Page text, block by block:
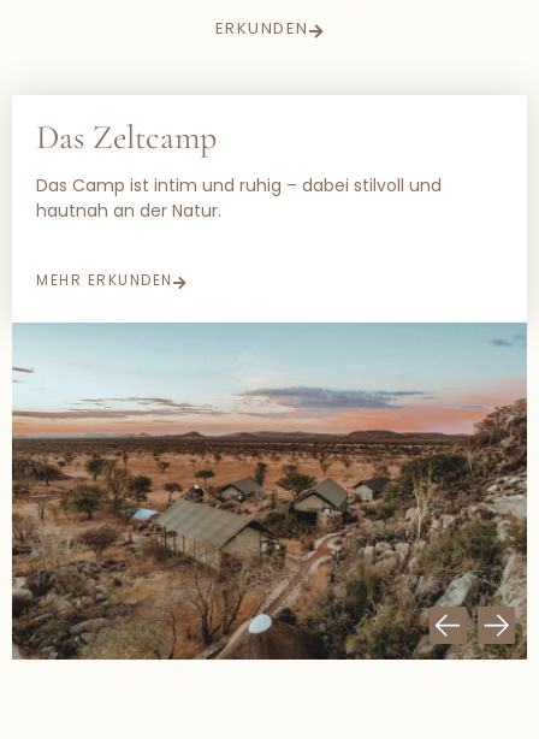
ERKUNDEN
Das Zeltcamp
Das Camp ist intim und ruhig – dabei stilvoll und
hautnah an der Natur.
MEHR ERKUNDEN